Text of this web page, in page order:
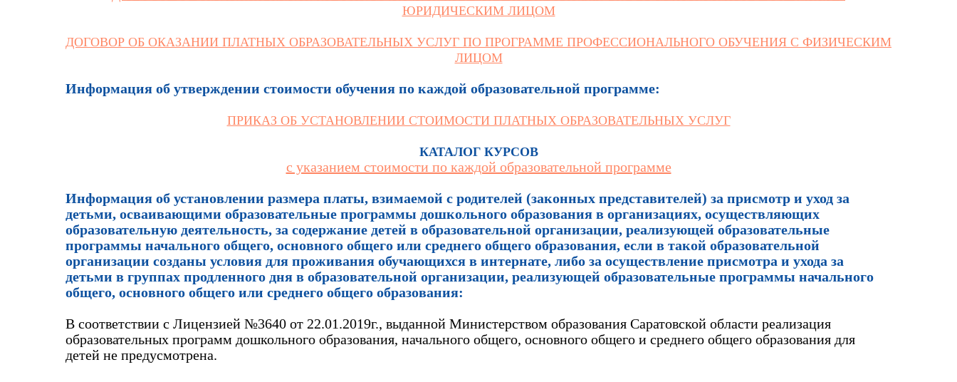
ЮРИДИЧЕСКИМ ЛИЦОМ
ДОГОВОР ОБ ОКАЗАНИИ ПЛАТНЫХ ОБРАЗОВАТЕЛЬНЫХ УСЛУГ ПО ПРОГРАММЕ ПРОФЕССИОНАЛЬНОГО ОБУЧЕНИЯ С ФИЗИЧЕСКИМ
ЛИЦОМ
Информация об утверждении стоимости обучения по каждой образовательной программе:
ПРИКАЗ ОБ УСТАНОВЛЕНИИ СТОИМОСТИ ПЛАТНЫХ ОБРАЗОВАТЕЛЬНЫХ УСЛУГ
КАТАЛОГ КУРСОВ
с указанием стоимости по каждой образовательной программе
Информация об установлении размера платы, взимаемой с родителей (законных представителей) за присмотр и уход за
детьми, осваивающими образовательные программы дошкольного образования в организациях, осуществляющих
образовательную деятельность, за содержание детей в образовательной организации, реализующей образовательные
программы начального общего, основного общего или среднего общего образования, если в такой образовательной
организации созданы условия для проживания обучающихся в интернате, либо за осуществление присмотра и ухода за
детьми в группах продленного дня в образовательной организации, реализующей образовательные программы начального
общего, основного общего или среднего общего образования:
В соответствии с Лицензией №3640 от 22.01.2019г., выданной Министерством образования Саратовской области реализация
образовательных программ дошкольного образования, начального общего, основного общего и среднего общего образования для
детей не предусмотрена.